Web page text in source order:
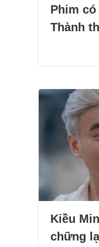
Phim có
Thành
Kiều
chững